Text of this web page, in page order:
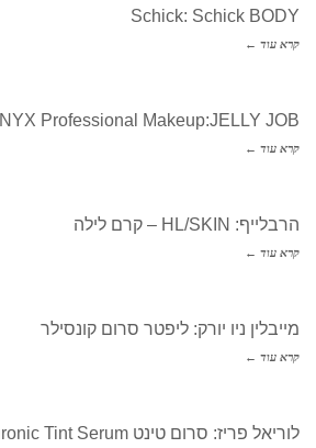
Schick: Schick BODY
קרא עוד ←
NYX Professional Makeup:JELLY JOB
קרא עוד ←
הרבלייף: HL/SKIN – קרם לילה
קרא עוד ←
מייבלין ניו יורק: ליפטר סרום קונסילר
קרא עוד ←
לוריאל פריז: סרום טינט Hyaluronic Tint Serum